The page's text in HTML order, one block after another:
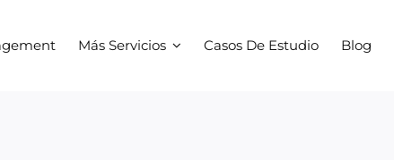
Más Servicios Casos De Estudio Blog